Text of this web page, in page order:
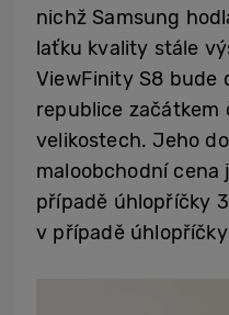
nichž Samsung
laťku kvality stále
ViewFinity S8 bude
republice začátkem
velikostech. Jeho
maloobchodní cena
případě úhlopříčky
v případě úhlopříčky